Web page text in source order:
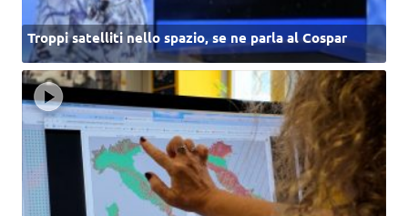
Troppi satelliti nello spazio, se ne parla al Cospar